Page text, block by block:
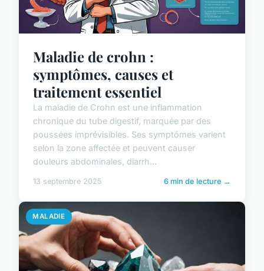
Maladie de crohn :
symptômes, causes et
traitement essentiel
La maladie de Crohn est une inflammation
chronique du tube digestif, marquée par des
poussées imprévisibles. Ses symptômes varient
selon la zone affectée et peuvent causer
douleurs abdominales, diarrh...
13 septembre 2025 6 min de lecture →
MALADIE